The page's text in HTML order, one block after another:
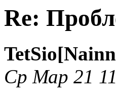
Re:
Ср Мар 21